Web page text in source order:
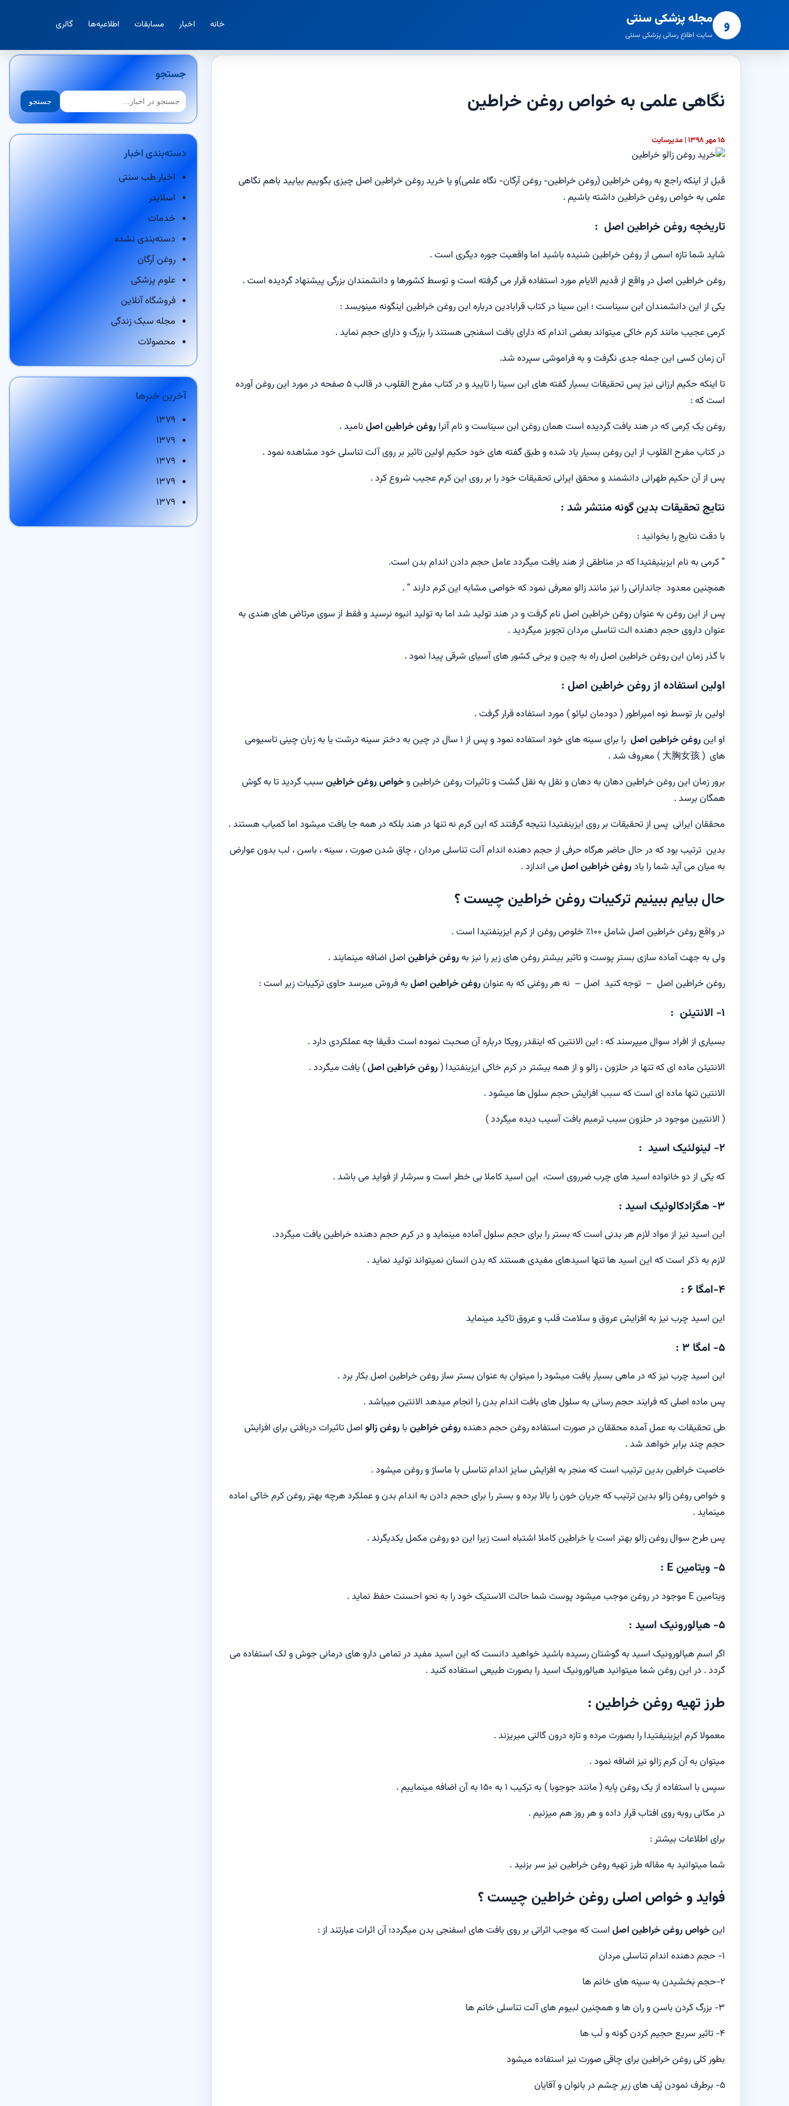
و مجله پزشکی سنتی
سایت اطلاع رسانی پزشکی سنتی
خانه اخبار مسابقات اطلاعیه‌ها گالری
نگاهی علمی به خواص روغن خراطین
۱۵ مهر ۱۳۹۸ | مدیرسایت
قبل از اینکه راجع به روغن خراطين(روغن خراطین- روغن آرگان- نگاه علمی)و یا خرید روغن خراطین اصل چیزی بگوییم بیایید باهم نگاهی
علمی به خواص روغن خراطین داشته باشیم .
تاریخچه روغنخراطین اصل :
شاید شما تازه اسمی از روغن خراطین شنیده باشید اما واقعیت جوره دیگری است .
روغن خراطین اصل در واقع از قدیم الایام مورد استفاده قرار می گرفته است و توسط کشورها و دانشمندان بزرگی پیشنهاد گردیده است .
یکی از این دانشمندان ابن سیناست ؛ ابن سینا در کتاب قرابادین درباره این روغن خراطين اینگونه مینویسد :
کرمی عجیب مانند کرم خاکی میتواند بعضی اندام که دارای بافت اسفنجی هستند را بزرگ و دارای حجم نماید .
آن زمان کسی این جمله جدی نگرفت و به فراموشی سپرده شد.
تا اینکه حکیم ارزانی نیز پس تحقیقات بسیار گفته های ابن سینا را تایید و در کتاب مفرح القلوب در قالب ۵ صفحه در مورد این روغن آورده
است که :
روغن یک کِرمی که در هند یافت گردیده است همان روغن ابن سیناست و نام آنرا روغن خراطین اصل نامید .
در کتاب مفرح القلوب از این روغن بسیار یاد شده و طبق گفته های خود حکیم اولین تاثیر بر روی آلت تناسلی خود مشاهده نمود .
پس از آن حکیم طهرانی دانشمند و محقق ایرانی تحقیقات خود را بر روی این کرم عجیب شروع کرد .
نتایج تحقیقات بدین گونه منتشر شد :
با دقت نتایج را بخوانید :
” کرمی به نام ایزینیفتیدا که در مناطقی از هند یافت میگردد عامل حجم دادن اندام بدن است.
همچنین معدود جاندارانی را نیز مانند زالو معرفی نمود که خواصی مشابه این کرم دارند ” .
پس از این روغن به عنوان روغن خراطین اصل نام گرفت و در هند تولید شد اما به تولید انبوه نرسید و فقط از سوی مرتاض های هندی به
عنوان داروی حجم دهنده الت تناسلی مردان تجویز میگردید .
با گذر زمان این روغن خراطین اصل راه به چین و یرخی کشور های آسیای شرقی پیدا نمود .
اولین استفاده از روغن خراطین اصل :
اولین بار توسط نوه امپراطور ( دودمان لیائو ) مورد استفاده قرار گرفت .
او اینروغن خراطین اصل
را برای سینه های خود استفاده نمود و پس از ۱ سال در چین به دختر سینه درشت یا به زبان چینی تاسیومی
های ( 大胸女孩 ) معروف شد .
برور زمان این روغن خراطین دهان به دهان و نقل به نقل گشت و تاثیرات روغن خراطين وخواص روغن خراطین سبب گردید تا به گوش
همگان برسد .
محققان ایرانی پس از تحقیقات بر روی ایزینفتیدا نتیجه گرفتند که این کرم نه تنها در هند بلکه در همه جا یافت میشود اما کمیاب هستند .
بدین ترتیب بود که در حال حاضر هرگاه حرفی از حجم دهنده اندام آلت تناسلی مردان ، چاق شدن صورت ، سینه ، باسن ، لب بدون عوارض
به میان می آید شما را یادروغن خراطین اصل می اندازد .
حال بیایم ببینیم ترکیبات روغن خراطین چیست ؟
در واقع روغن خراطین اصل شامل ۱۰۰٪ خلوص روغن از کرم ایزینفتیدا است .
ولی به جهت آماده سازی بستر پوست و تاثیر بیشتر روغن های زیر را نیز بهروغن خراطین اصل اضافه مینمایند .
روغن خراطین اصل – توجه کنید اصل – نه هر روغنی که به عنوانروغن خراطین اصل به فروش میرسد حاوی ترکیبات زیر است :
۱- الانتیئن :
بسیاری از افراد سوال میپرسند که : این الانتين که اینقدر رویکا درباره آن صحبت نموده است دقیقا چه عملکردی دارد .
الانتيئن ماده ای که تنها در حلزون ، زالو و از همه بیشتر در کرم خاکی ایزینفتیدا (روغن خراطین اصل) یافت میگردد .
الانتین تنها ماده ای است که سبب افزایش حجم سلول ها میشود .
( الانتیین موجود در حلزون سبب ترمیم بافت آسیب دیده میگردد )
۲- لینولئیک اسید :
که یکی از دو خانواده اسید های چرب ضرروی است، این اسید کاملا بی خطر است و سرشار از فواید می باشد .
۳- هگزادکالوئیک اسید :
این اسید نیز از مواد لازم هر بدنی است که بستر را برای حجم سلول آماده مینماید و در کرم حجم دهنده خراطین یافت میگردد.
لازم به ذکر است که این اسید ها تنها اسیدهای مفیدی هستند که بدن انسان نمیتواند تولید نماید .
۴-امگا ۶ :
این اسید چرب نیز به افزایش عروق و سلامت قلب و عروق تاکید مینماید
۵- امگا ۳ :
این اسید چرب نیز که در ماهی بسیار یافت میشود را میتوان به عنوان بستر ساز روغن خراطين اصل بکار برد .
پس ماده اصلی که فرایند حجم رسانی به سلول های بافت اندام بدن را انجام میدهد الانتين میباشد .
طی تحقیقات به عمل آمده محققان در صورت استفاده روغن حجم دهندهروغن خراطين با روغن زالو اصل تاثیرات دریافتی برای افزایش
حجم چند برابر خواهد شد .
خاصیت خراطین بدین ترتیب است که منجر به افزایش سایز اندام تناسلی با ماساژ و روغن میشود .
و خواص روغن زالو بدین ترتیب که جریان خون را بالا برده و بستر را برای حجم دادن به اندام بدن و عملکرد هرچه بهتر روغن کرم خاکی اماده
مینماید .
پس طرح سوالروغنزالو بهتر استیا خراطین کاملا اشتباه است زیرا این دو روغن مکمل یکدیگرند .
۵- ویتامین E :
ویتامین E موجود در روغن موجب میشود پوست شما حالت الاستیک خود را به نحو احسنت حفظ نماید .
۵- هیالورونیک اسید :
اگر اسم هیالورونیک اسید به گوشتان رسیده باشید خواهید دانست که این اسید مفید در تمامی دارو های درمانی جوش و لک استفاده می
گردد . در این روغن شما میتوانید هیالورونیک اسید را بصورت طبیعی استفاده کنید .
طرز تهیه روغن خراطین :
معمولا کرم ایزینیفتیدا را بصورت مرده و تازه درون گالنی میریزند .
میتوان به آن کرم زالو نیز اضافه نمود .
سپس با استفاده از یک روغن پایه ( مانند جوجوبا ) به ترکیب ۱ به ۱۵۰ به آن اضافه مینماییم .
در مکانی روبه روی افتاب قرار داده و هر روز هم میزنیم .
برای اطلاعات بیشتر :
شما میتوانید به مقاله طرز تهیه روغن خراطین نیز سر بزنید .
فواید و خواص اصلی روغن خراطین چیست ؟
اینخواص روغن خراطین اصل است که موجب اثراتی بر روی بافت های اسفنجی بدن میگردد‌؛ آن اثرات عبارتند از :
۱- حجم دهنده اندام تناسلی مردان
۲-حجم بَخشیدن به سینه های خانم ها
۳- بزرگ کَردن باسن و ران ها و همچنین لبیوم های آلت تناسلی خانم ها
۴- تاثیر سریع حجیم کردن گونه و لَب ها
بطور کلی روغن خراطين برای چاقی صورت نیز استفاده میشود
۵- برطرف نمودن پُف های زیر چشم در بانوان و آقایان
جستجو
جستجو جستجو
دسته‌بندی اخبار
اخبار طب سنتی
اسلایدر
خدمات
دسته‌بندی نشده
روغن آرگان
علوم پزشکی
فروشگاه آنلاین
مجله سبک زندگی
محصولات
آخرین خبرها
۱۳۷۹
۱۳۷۹
۱۳۷۹
۱۳۷۹
۱۳۷۹